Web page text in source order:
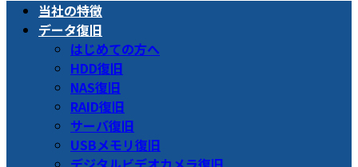
当社の特徴
データ復旧
はじめての方へ
HDD復旧
NAS復旧
RAID復旧
サーバ復旧
USBメモリ復旧